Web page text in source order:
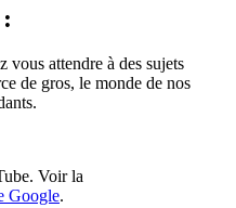
attendre à des sujets
de gros, le monde de nos
Voir la
Google.